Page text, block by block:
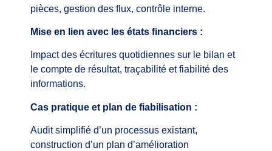
pièces, gestion des flux, contrôle interne.
Mise en lien avec les états financiers :
Impact des écritures quotidiennes sur le bilan et
le compte de résultat, traçabilité et fiabilité des
informations.
Cas pratique et plan de fiabilisation :
Audit simplifié d’un processus existant,
construction d’un plan d’amélioration